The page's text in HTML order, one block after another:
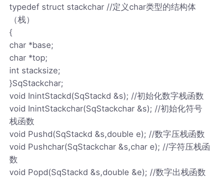
typedef struct stackchar //定义char类型的结构体
（栈）
{
char *base;
char *top;
int stacksize;
}SqStackchar;
void InintStackd(SqStackd &s); //初始化数字栈函数
void InintStackchar(SqStackchar &s); //初始化符号
栈函数
void Pushd(SqStackd &s,double e); //数字压栈函数
void Pushchar(SqStackchar &s,char e); //字符压栈函
数
void Popd(SqStackd &s,double &e); //数字出栈函数